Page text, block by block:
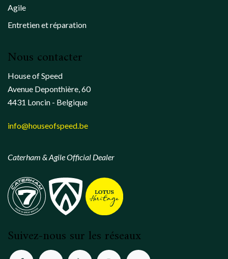
Agile
Entretien et réparation
Nous contacter
House of Speed
Avenue Deponthière, 60
4431 Loncin - Belgique
info@houseofspeed.be
Caterham & Agile Official Dealer
Suivez-nous sur les réseaux